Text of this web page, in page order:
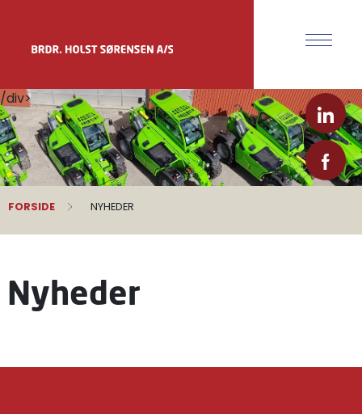
/div>
FORSIDE NYHEDER
Nyheder